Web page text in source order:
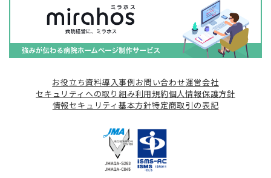
お役立ち資料導入事例お問い合わせ運営会社
セキュリティへの取り組み利用規約個人情報保護方針
情報セキュリティ基本方針特定商取引の表記